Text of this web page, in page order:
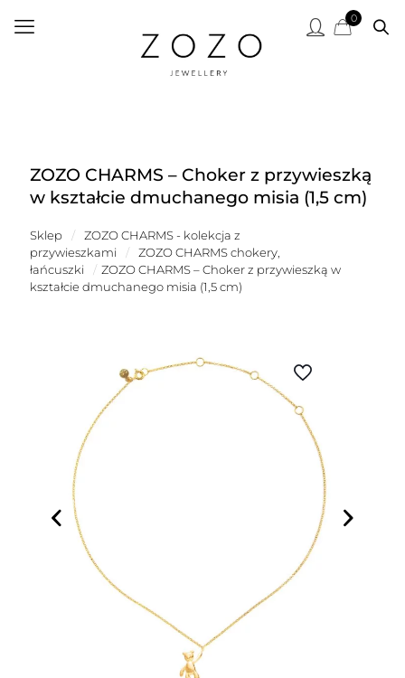
0
ZOZO CHARMS – Choker z przywieszką
w kształcie dmuchanego misia (1,5 cm)
Sklep /
ZOZO CHARMS - kolekcja z
przywieszkami
/
ZOZO CHARMS chokery,
łańcuszki
/ ZOZO CHARMS – Choker z przywieszką w
kształcie dmuchanego misia (1,5 cm)